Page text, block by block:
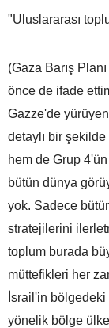
"Uluslararası
(Gaza Barış
önce de ifade
Gazze'de yürüyen
detaylı bir şekilde
hem de Grup
bütün dünya
yok. Sadece
stratejilerini
toplum burada
müttefikleri her
İsrail'in bölgedeki
yönelik bölge